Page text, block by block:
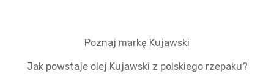
Poznaj markę Kujawski
Jak powstaje olej Kujawski z polskiego rzepaku?